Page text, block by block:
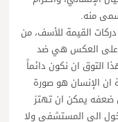
منه.
القيمة للأسف، من
على العكس هي ضد
التوق ان نكون دائماً
الإنسان هو صورة
ضعفه يمكن ان تهتز
الى المستشفى ولا